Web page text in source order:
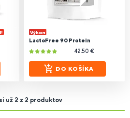
Výkon
LactoFree 90 Protein
42.50 €
DO KOŠÍKA
už 2 z 2 produktov